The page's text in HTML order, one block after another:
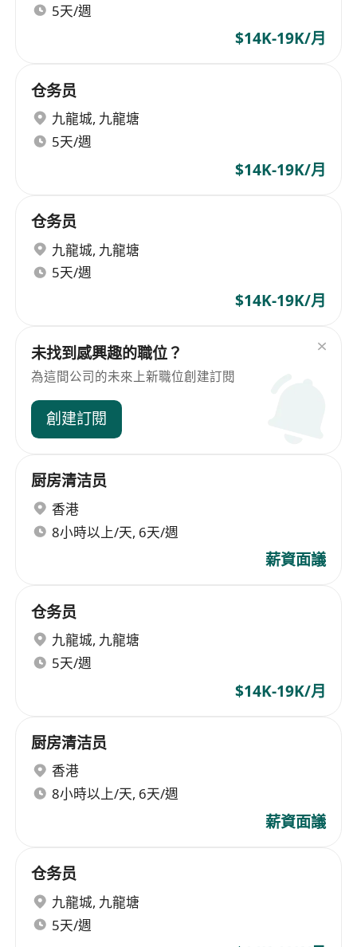
5天/週
$14K-19K/月
仓务员
九龍城, 九龍塘
5天/週
$14K-19K/月
仓务员
九龍城, 九龍塘
5天/週
$14K-19K/月
未找到感興趣的職位？
為這間公司的未來上新職位創建訂閱
創建訂閱
厨房清洁员
香港
8小時以上/天, 6天/週
薪資面議
仓务员
九龍城, 九龍塘
5天/週
$14K-19K/月
厨房清洁员
香港
8小時以上/天, 6天/週
薪資面議
仓务员
九龍城, 九龍塘
5天/週